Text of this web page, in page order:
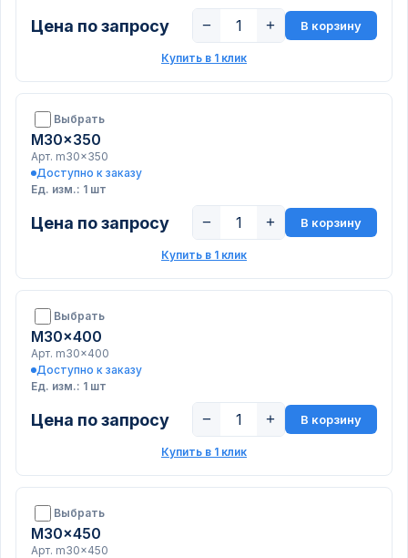
Цена по запросу − + В корзину
Купить в 1 клик
Выбрать
M30x350
Арт. m30x350
Доступно к заказу
Ед. изм.: 1 шт
Цена по запросу − + В корзину
Купить в 1 клик
Выбрать
M30x400
Арт. m30x400
Доступно к заказу
Ед. изм.: 1 шт
Цена по запросу − + В корзину
Купить в 1 клик
Выбрать
M30x450
Арт. m30x450